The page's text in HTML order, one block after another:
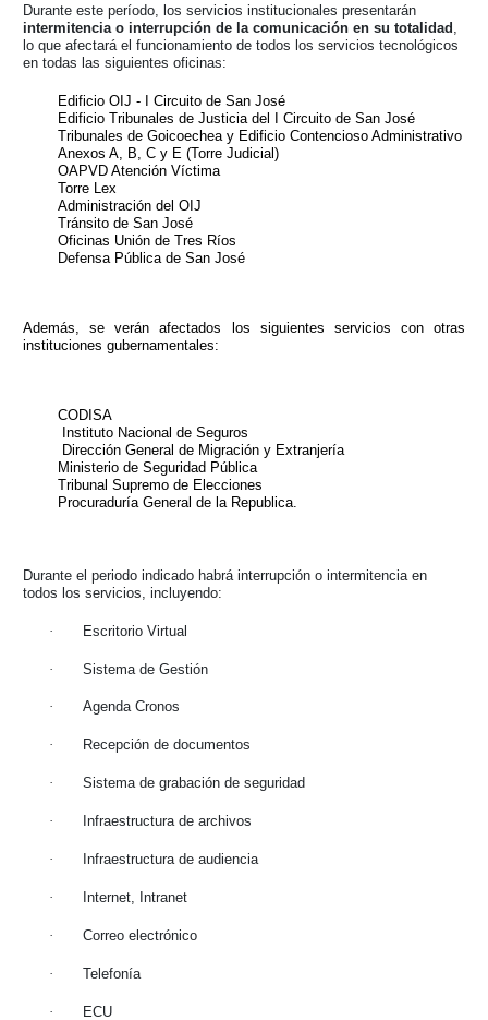
Durante este período, los servicios institucionales presentarán
intermitencia o interrupción de la comunicación en su totalidad
lo que afectará el funcionamiento de todos los servicios tecnológicos
en todas las siguientes oficinas:
Edificio OIJ - I Circuito de San José
Edificio Tribunales de Justicia del I Circuito de San José
Tribunales de Goicoechea y Edificio Contencioso Administrativo
Anexos A, B, C y E (Torre Judicial)
OAPVD Atención Víctima
Torre Lex
Administración del OIJ
Tránsito de San José
Oficinas Unión de Tres Ríos
Defensa Pública de San José
Además, se verán afectados los siguientes servicios con otras
instituciones gubernamentales:
CODISA
Instituto Nacional de Seguros
Dirección General de Migración y Extranjería
Ministerio de Seguridad Pública
Tribunal Supremo de Elecciones
Procuraduría General de la Republica.
Durante el periodo indicado habrá interrupción o intermitencia en
todos los servicios, incluyendo:
· Escritorio Virtual
· Sistema de Gestión
· Agenda Cronos
· Recepción de documentos
· Sistema de grabación de seguridad
· Infraestructura de archivos
· Infraestructura de audiencia
· Internet, Intranet
· Correo electrónico
· Telefonía
· ECU